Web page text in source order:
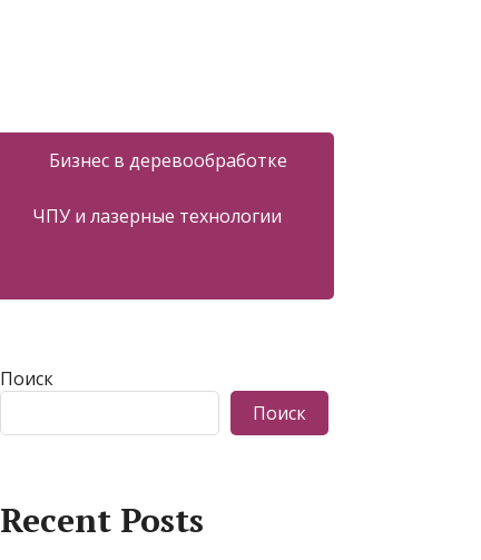
Бизнес в деревообработке
ЧПУ и лазерные технологии
Поиск
Поиск
Recent Posts